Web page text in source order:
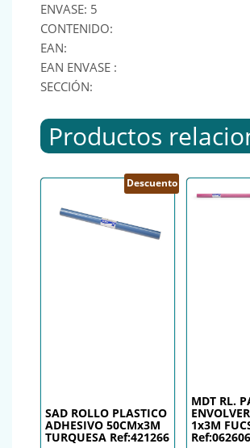
ENVASE: 5
CONTENIDO:
EAN:
EAN ENVASE :
SECCIÓN:
Productos
Descuento
SAD ROLLO PLASTICO
ADHESIVO 50CMx3M
TURQUESA Ref:421266
MDT RL.
1x3M
Ref:062606